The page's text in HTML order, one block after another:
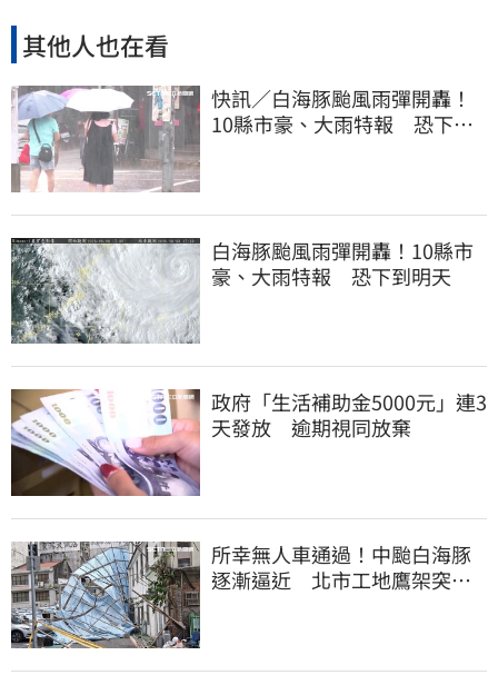
其他人也在看
快訊／白海豚颱風雨彈開轟！
10縣市豪、大雨特報 恐下到
白海豚颱風雨彈開轟！10縣市
豪、大雨特報 恐下到明天
政府「生活補助金5000元」連3
天發放 逾期視同放棄
所幸無人車通過！中颱白海豚
逐漸逼近 北市工地鷹架突倒